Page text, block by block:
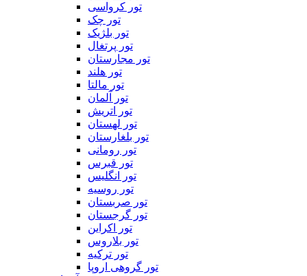
تور کرواسی
تور چک
تور بلژیک
تور پرتغال
تور مجارستان
تور هلند
تور مالتا
تور آلمان
تور اتریش
تور لهستان
تور بلغارستان
تور رومانی
تور قبرس
تور انگلیس
تور روسیه
تور صربستان
تور گرجستان
تور اکراین
تور بلاروس
تور ترکیه
تور گروهی اروپا